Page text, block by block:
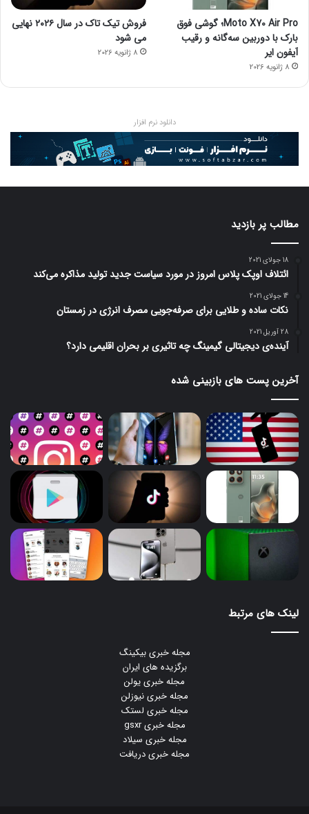
Moto X70 Air Pro؛ گوشی فوق
بارک با دوربین سه‌گانه و رقیب
آیفون ایر
8 ژانویه 2026
فروش تیک تاک در سال ۲۰۲۶ نهایی
می شود
8 ژانویه 2026
دانلود نرم افزار
مطالب پر بازدید
18 جولای 2021
ائتلاف اوپک پلاس امروز در مورد سیاست جدید تولید مذاکره می‌کند
14 جولای 2021
نکات ساده و طلایی برای صرفه‌جویی مصرف انرژی در زمستان
28 آوریل 2021
آینده‌ی دیجیتالی گیمینگ چه تاثیری بر بحران اقلیمی دارد؟
آخرین پست های بازبینی شده
لینک های مرتبط
مجله خبری بیکینگ
برگزیده های ایران
مجله خبری یولن
مجله خبری نیوزلن
مجله خبری لستک
مجله خبری gsxr
مجله خبری سیلاد
مجله خبری دریافت